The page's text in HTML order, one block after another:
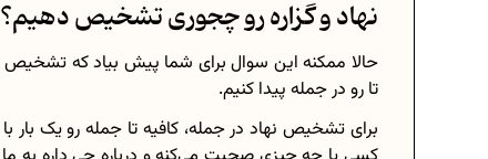
نهاد و گزاره رو چجوری تشخیص دهیم؟
حالا ممکنه این سوال برای شما پیش بیاد که تشخیص
تا رو در جمله پیدا کنیم.
برای تشخیص نهاد در جمله، کافیه تا جمله رو یک بار